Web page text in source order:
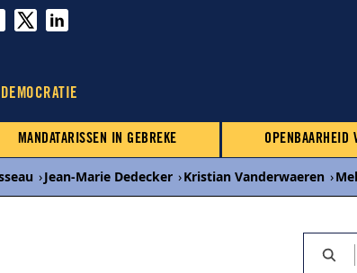
DEMOCRATIE
MANDATARISSEN IN GEBREKE OPENBAARHEID
›Jean-Marie Dedecker ›Kristian Vanderwaeren ›